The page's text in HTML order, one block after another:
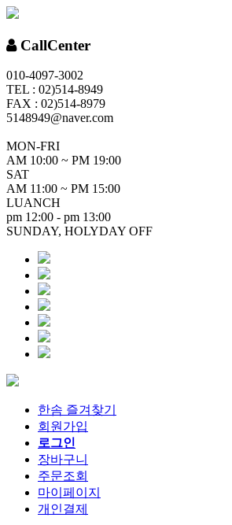
CallCenter
010-4097-3002
TEL : 02)514-8949
FAX : 02)514-8979
5148949@naver.com
MON-FRI
AM 10:00 ~ PM 19:00
SAT
AM 11:00 ~ PM 15:00
LUANCH
pm 12:00 - pm 13:00
SUNDAY, HOLYDAY OFF
한솜 즐겨찾기
회원가입
로그인
장바구니
주문조회
마이페이지
개인결제